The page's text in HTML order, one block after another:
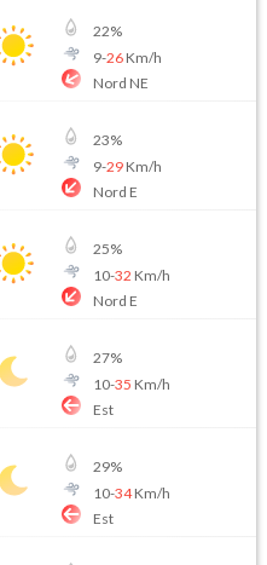
22%
9-26Km/h
Nord NE
23%
9-29Km/h
Nord E
25%
10-32 Km/h
Nord E
27%
10-35 Km/h
Est
29%
10-34Km/h
Est